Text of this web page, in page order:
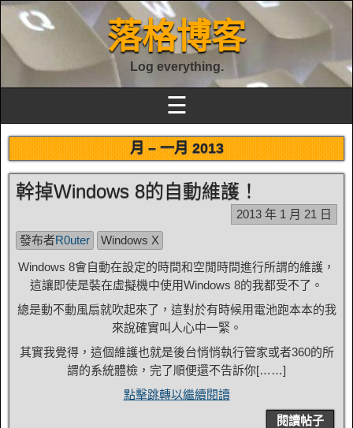
落格博客
Log everything.
☰
月 –一月 2013
幹掉Windows 8的自動維護！
2013 年 1 月 21 日
發布者R0uter
Windows X
Windows 8會自動在設定的時間和空閒時間進行所謂的維護，
這讓即使是裝在虛擬機中使用Windows 8的我都受不了。
總是動不動風扇就吹起來了，這對於有時候用電池跑本本的我
來說確實叫人心中一緊。
其實我覺得，這個維護也就是後台悄悄執行管家或者360的所
謂的系統體檢，完了順便還不告訴你[……]
點擊跳轉以繼續閱讀
閱讀帖子